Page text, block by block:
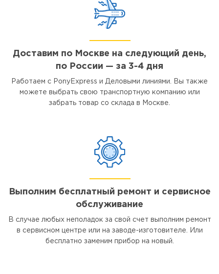
Доставим по Москве на следующий день,
по России — за 3-4 дня
Работаем с PonyExpress и Деловыми линиями. Вы также
можете выбрать свою транспортную компанию или
забрать товар со склада в Москве.
Выполним бесплатный ремонт и сервисное
обслуживание
В случае любых неполадок за свой счет выполним ремонт
в сервисном центре или на заводе-изготовителе. Или
бесплатно заменим прибор на новый.